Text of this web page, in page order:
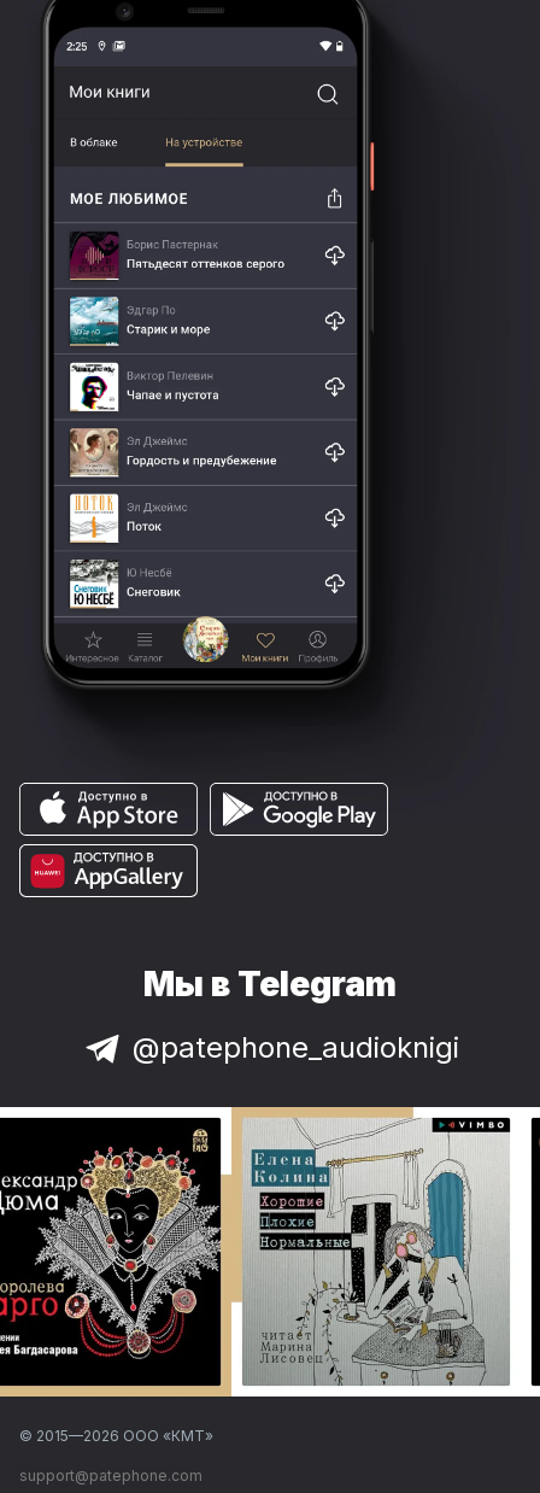
Мы в Telegram
@patephone_audioknigi
© 2015—2026 ООО «КМТ»
support@patephone.com